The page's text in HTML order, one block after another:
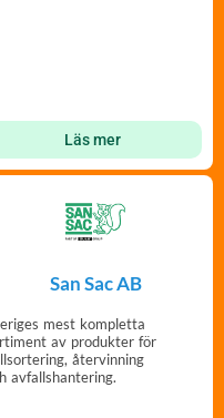
Läs mer
San Sac AB
mest kompletta
av produkter för
återvinning
avfallshantering.